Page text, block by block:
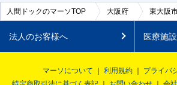
人間ドックのマーソTOP 大阪府 東大阪
法人のお客様へ 医療施
マーソについて 利用規約
プライバ